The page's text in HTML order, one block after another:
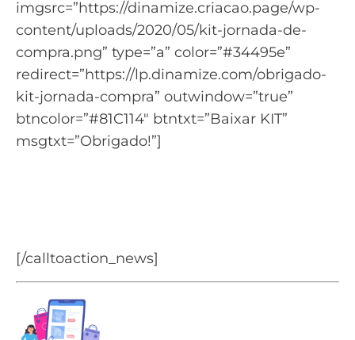
imgsrc=”https://dinamize.criacao.page/wp-
content/uploads/2020/05/kit-jornada-de-
compra.png” type=”a” color=”#34495e”
redirect=”https://lp.dinamize.com/obrigado-
kit-jornada-compra” outwindow=”true”
btncolor=”#81C114″ btntxt=”Baixar KIT”
msgtxt=”Obrigado!”]
[/calltoaction_news]